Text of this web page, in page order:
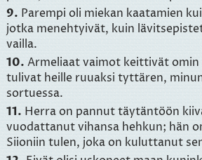
9. Parempi oli miekan kaatamien
jotka menehtyivät, kuin
vailla.
10. Armeliaat vaimot keittivät omin
tulivat heille ruuaksi tyttären,
sortuessa.
11. Herra on pannut täytäntöön
vuodattanut vihansa hehkun; hän
Siioniin tulen, joka on kuluttanut